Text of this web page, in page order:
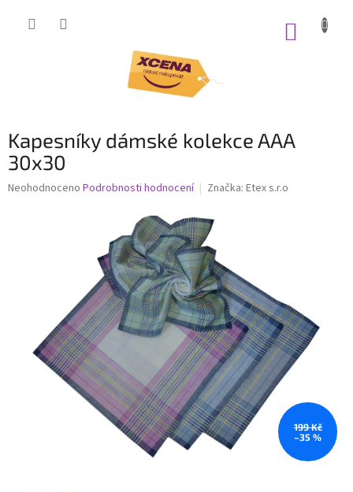
Kapesníky dámské kolekce AAA
30x30
Průměrné
Neohodnoceno Podrobnosti hodnocení Značka: Etex s.r.o
199 Kč
–35 %